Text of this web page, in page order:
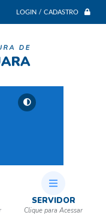
LOGIN / CADASTRO
SERVIDOR